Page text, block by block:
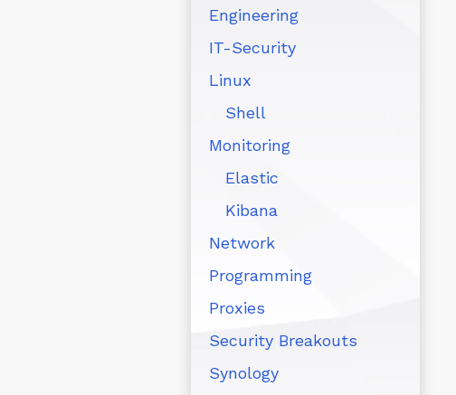
Engineering
IT-Security
Linux
Shell
Monitoring
Elastic
Kibana
Network
Programming
Proxies
Security Breakouts
Synology